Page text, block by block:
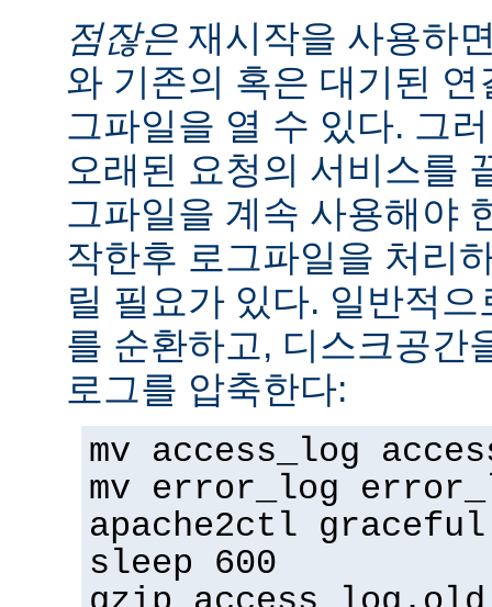
점잖은 재시작을 사용하
와 기존의 혹은 대기된
그파일을 열 수 있다. 그
오래된 요청의 서비스를
그파일을 계속 사용해야
작한후 로그파일을 처리
릴 필요가 있다. 일반적
를 순환하고, 디스크공간
로그를 압축한다:
mv access_log
mv error_log
apache2ctl graceful
sleep 600